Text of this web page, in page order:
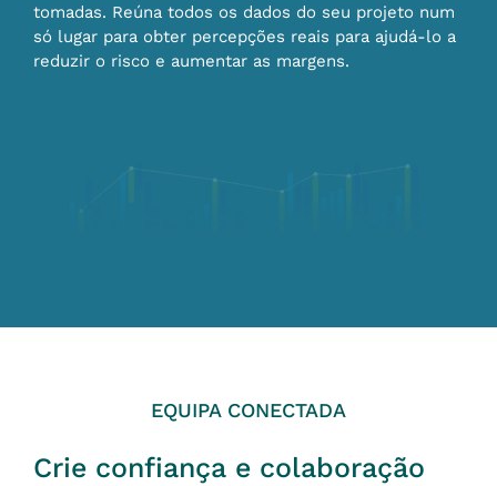
tomadas. Reúna todos os dados do seu projeto num
só lugar para obter percepções reais para ajudá-lo a
reduzir o risco e aumentar as margens.
EQUIPA CONECTADA
Crie confiança e colaboração